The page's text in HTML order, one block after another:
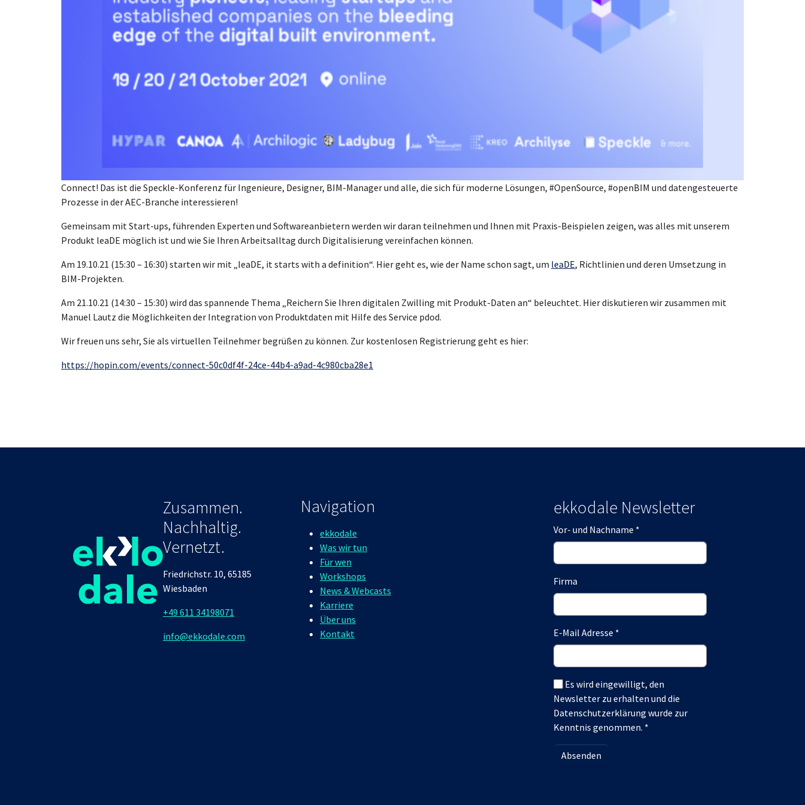
Connect! Das ist die Speckle-Konferenz für Ingenieure, Designer, BIM-Manager und alle, die sich für moderne Lösungen, #OpenSource, #openBIM und datengesteuerte
Prozesse in der AEC-Branche interessieren!
Gemeinsam mit Start-ups, führenden Experten und Softwareanbietern werden wir daran teilnehmen und Ihnen mit Praxis-Beispielen zeigen, was alles mit unserem
Produkt leaDE möglich ist und wie Sie Ihren Arbeitsalltag durch Digitalisierung vereinfachen können.
Am 19.10.21 (15:30 – 16:30) starten wir mit „leaDE, it starts with a definition“. Hier geht es, wie der Name schon sagt, um leaDE, Richtlinien und deren Umsetzung in
BIM-Projekten.
Am 21.10.21 (14:30 – 15:30) wird das spannende Thema „Reichern Sie Ihren digitalen Zwilling mit Produkt-Daten an“ beleuchtet. Hier diskutieren wir zusammen mit
Manuel Lautz die Möglichkeiten der Integration von Produktdaten mit Hilfe des Service pdod.
Wir freuen uns sehr, Sie als virtuellen Teilnehmer begrüßen zu können. Zur kostenlosen Registrierung geht es hier:
https://hopin.com/events/connect-50c0df4f-24ce-44b4-a9ad-4c980cba28e1
Zusammen.
Nachhaltig.
Vernetzt.
Friedrichstr. 10, 65185
Wiesbaden
+49 611 34198071
info@ekkodale.com
Navigation
ekkodale
Was wir tun
Für wen
Workshops
News & Webcasts
Karriere
Über uns
Kontakt
ekkodale Newsletter
Vor- und Nachname *
Firma
E-Mail Adresse *
Es wird eingewilligt, den
Newsletter zu erhalten und die
Datenschutzerklärung wurde zur
Kenntnis genommen. *
Absenden